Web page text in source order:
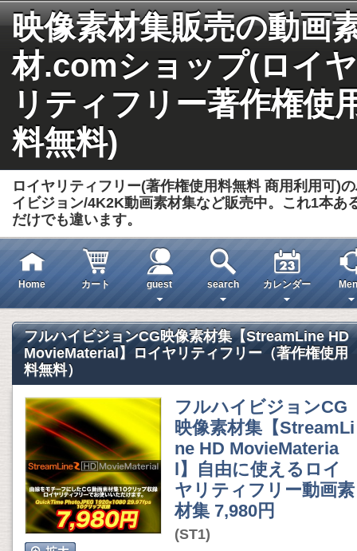
映像素材集販売の動画
材.comショップ(ロイヤ
リティフリー著作権使
料無料)
ロイヤリティフリー(著作権使用料無料 商用利用可)
イビジョン/4K2K動画素材集など販売中。これ1本あ
だけでも違います。
Home カート guest search カレンダー
フルハイビジョンCG映像素材集【StreamLine HD
MovieMaterial】ロイヤリティフリー（著作権使用
料無料）
フルハイビジョンCG
映像素材集【StreamLi
ne HD MovieMateria
l】自由に使えるロイ
ヤリティフリー動画素
材集 7,980円
(ST1)